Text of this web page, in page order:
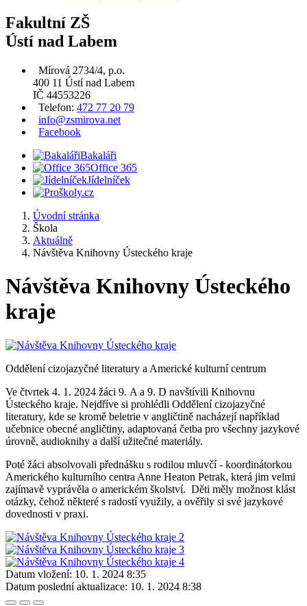
Fakultní ZŠ
Ústí nad Labem
Mírová 2734/4, p.o.
400 11 Ústí nad Labem
IČ 44553226
Telefon: 472 77 20 79
info@zsmirova.net
Facebook
Bakaláři
Office 365
Jídelníček
Úvodní stránka
Škola
Aktuálně
Návštěva Knihovny Ústeckého kraje
Návštěva Knihovny Ústeckého
kraje
Oddělení cizojazyčné literatury a Americké kulturní centrum
Ve čtvrtek 4. 1. 2024 žáci 9. A a 9. D navštívili Knihovnu
Ústeckého kraje. Nejdříve si prohlédli Oddělení cizojazyčné
literatury, kde se kromě beletrie v angličtině nacházejí například
učebnice obecné angličtiny, adaptovaná četba pro všechny jazykové
úrovně, audioknihy a další užitečné materiály.
Poté žáci absolvovali přednášku s rodilou mluvčí - koordinátorkou
Amerického kulturního centra Anne Heaton Petrak, která jim velmi
zajímavě vyprávěla o americkém školství. Děti měly možnost klást
otázky, čehož některé s radostí využily, a ověřily si své jazykové
dovednosti v praxi.
Datum vložení: 10. 1. 2024 8:35
Datum poslední aktualizace: 10. 1. 2024 8:38